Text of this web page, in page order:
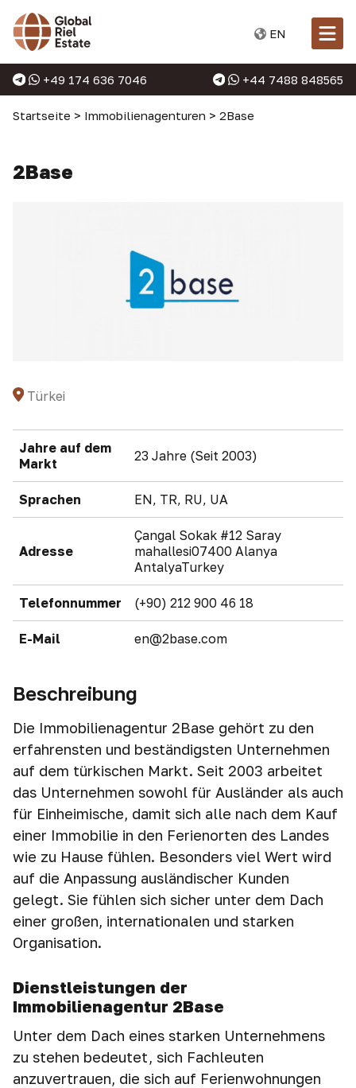
EN
+49 174 636 7046 +44 7488 848565
Startseite > Immobilienagenturen > 2Base
2Base
Türkei
Jahre auf dem
Markt
23 Jahre (Seit 2003)
Sprachen EN, TR, RU, UA
Adresse
Çangal Sokak #12 Saray
mahallesi07400 Alanya
AntalyaTurkey
Telefonnummer (+90) 212 900 46 18
E-Mail en@2base.com
Beschreibung
Die Immobilienagentur 2Base gehört zu den
erfahrensten und beständigsten Unternehmen
auf dem türkischen Markt. Seit 2003 arbeitet
das Unternehmen sowohl für Ausländer als auch
für Einheimische, damit sich alle nach dem Kauf
einer Immobilie in den Ferienorten des Landes
wie zu Hause fühlen. Besonders viel Wert wird
auf die Anpassung ausländischer Kunden
gelegt. Sie fühlen sich sicher unter dem Dach
einer großen, internationalen und starken
Organisation.
Dienstleistungen der
Immobilienagentur 2Base
Unter dem Dach eines starken Unternehmens
zu stehen bedeutet, sich Fachleuten
anzuvertrauen, die sich auf Ferienwohnungen